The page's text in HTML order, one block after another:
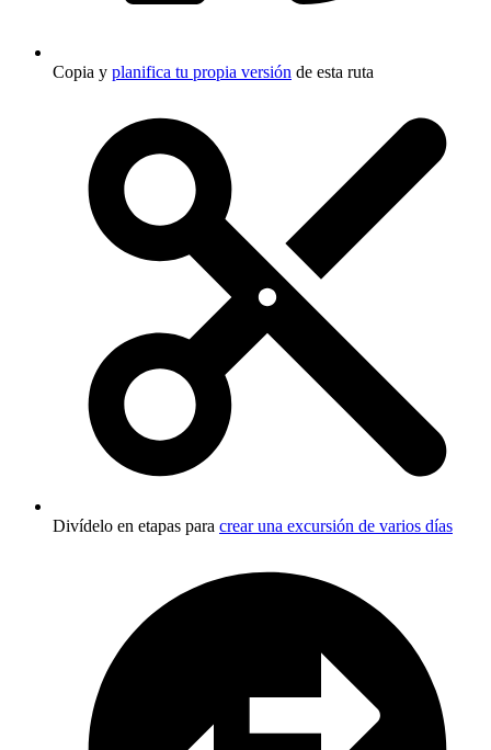
Copia y planifica tu propia versión de esta ruta
Divídelo en etapas para crear una excursión de varios días